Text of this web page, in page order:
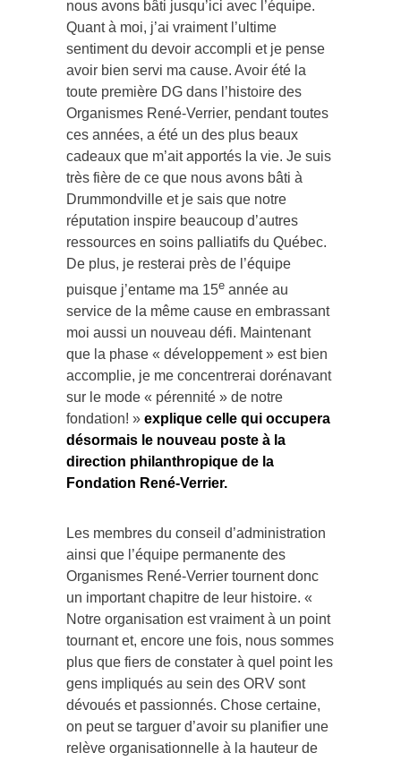
nous avons bâti jusqu’ici avec l’équipe.
Quant à moi, j’ai vraiment l’ultime
sentiment du devoir accompli et je pense
avoir bien servi ma cause. Avoir été la
toute première DG dans l’histoire des
Organismes René-Verrier, pendant toutes
ces années, a été un des plus beaux
cadeaux que m’ait apportés la vie. Je suis
très fière de ce que nous avons bâti à
Drummondville et je sais que notre
réputation inspire beaucoup d’autres
ressources en soins palliatifs du Québec.
De plus, je resterai près de l’équipe
puisque j’entame ma 15e année au
service de la même cause en embrassant
moi aussi un nouveau défi. Maintenant
que la phase « développement » est bien
accomplie, je me concentrerai dorénavant
sur le mode « pérennité » de notre
fondation! » explique celle qui occupera
désormais le nouveau poste à la
direction philanthropique de la
Fondation René-Verrier.
Les membres du conseil d’administration
ainsi que l’équipe permanente des
Organismes René-Verrier tournent donc
un important chapitre de leur histoire. «
Notre organisation est vraiment à un point
tournant et, encore une fois, nous sommes
plus que fiers de constater à quel point les
gens impliqués au sein des ORV sont
dévoués et passionnés. Chose certaine,
on peut se targuer d’avoir su planifier une
relève organisationnelle à la hauteur de